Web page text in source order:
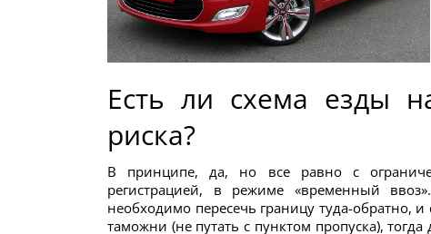
Есть ли схема езды
риска?
В принципе, да, но все равно с
регистрацией, в режиме «временный
необходимо пересечь границу туда-обратно,
таможни (не путать с пунктом пропуска),